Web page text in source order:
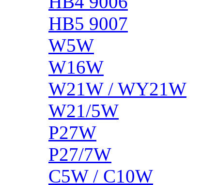
HB5 9007
W5W
W16W
W21W / WY21W
W21/5W
P27W
P27/7W
C5W / C10W